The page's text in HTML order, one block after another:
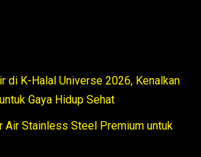
di K-Halal Universe 2026, Kenalkan
Gaya Hidup Sehat
Air Stainless Steel Premium untuk